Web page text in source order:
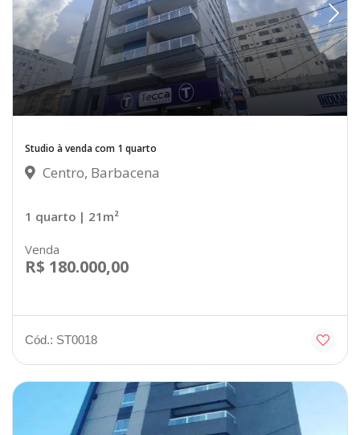
Studio à venda com 1 quarto
Centro, Barbacena
1 quarto | 21m²
Venda
R$ 180.000,00
Cód.: ST0018